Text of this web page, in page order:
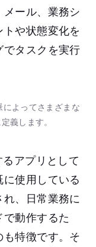
ール、業務シ
や状態変化を
タスクを実行
よってさまざまな
義します。
アプリとして
使用している
、日常業務に
動作するた
特徴です。そ